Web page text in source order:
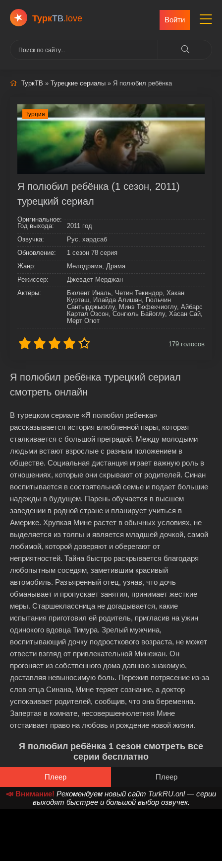
ТуркТВ.love Войти
ТуркТВ » Турецкие сериалы » Я полюбил ребёнка
Турция
Я полюбил ребёнка (1 сезон, 2011)
турецкий сериал
Оригинальное:
Год выхода:
2011 год
Озвучка:
Рус. хардсаб
Обновление:
1 сезон 78 серия
Жанр:
Мелодрама, Драма
Режиссер:
Джевдет Мерджан
Актёры:
Бюлент Иналь, Четин Текиндор, Хакан
Курташ, Илайда Алишан, Гюльчин
Сантырджыоглу, Минэ Тюфекчиоглу, Айбарс
Картал Озсон, Сонгюль Байоглу, Хасан Сай,
Мерт Огют
179 голосов
Я полюбил ребёнка турецкий сериал
смотреть онлайн
В турецком сериале «Я полюбил ребенка»
рассказывается история влюбленной пары, которая
сталкивается с большой преградой. Между молодыми
людьми встают взрослые с разным положением в
обществе. Социальная дистанция играет важную роль в
отношениях, которые они скрывают от родителей. Синан
воспитывается в состоятельной семье и подает большие
надежды в будущем. Парень обучается в высшем
заведении в родной стране и планирует учиться в
Америке. Хрупкая Мине растет в обычных условиях, не
выделяется из толпы и является младшей дочкой, самой
любимой, которой доверяют и оберегают от
неприятностей. Тайна быстро раскрывается благодаря
любопытным соседям, заметившим красивый
автомобиль. Разъяренный отец, узнав, что дочь
обманывает и пропускает занятия, принимает жесткие
меры. Старшеклассница не догадывается, какие
испытания приготовил ей родитель, пригласив на ужин
одинокого вдовца Тимура. Зрелый мужчина,
воспитывающий дочку подросткового возраста, не может
отвести взгляд от привлекательной Минежан. Он
прогоняет из собственного дома давнюю знакомую,
доставляя невыносимую боль. Пережив потрясение из-за
слов отца Синана, Мине теряет сознание, а доктор
успокаивает родителей, сообщив, что она беременна.
Запертая в комнате, несовершеннолетняя Мине
отстаивает право на любовь и рождение новой жизни.
Я полюбил ребёнка 1 сезон смотреть все
серии бесплатно
Плеер
Плеер
📣 Внимание! Рекомендуем новый сайт TurkRU.onl— серии
выходят быстрее и большой выбор озвучек.